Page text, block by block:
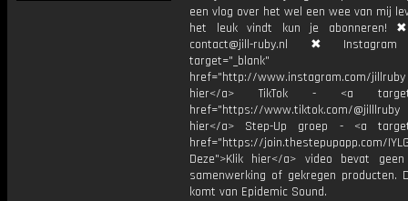
een vlog over het wel een wee van mij
het leuk vindt kun je abonneren!
contact@jill-ruby.nl ✖
target="_blank"
href="http://www.instagram.com/
hier</a> TikTok - <a
href="https://www.tiktok.com/
hier</a> Step-Up groep - <a
href="https://join.thestepupapp.com/
Deze">Klik hier</a> video bevat
samenwerking of gekregen producten.
komt van Epidemic Sound.